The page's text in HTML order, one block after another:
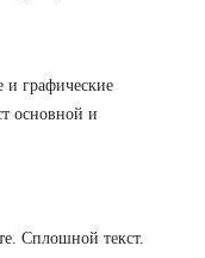
и графические
основной и
Сплошной текст.